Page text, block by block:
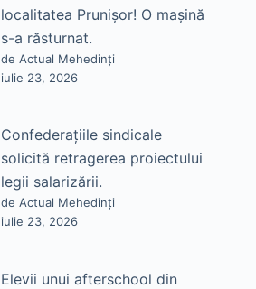
localitatea Prunișor! O mașină
s-a răsturnat.
de Actual Mehedinți
iulie 23, 2026
Confederațiile sindicale
solicită retragerea proiectului
legii salarizării.
de Actual Mehedinți
iulie 23, 2026
Elevii unui afterschool din